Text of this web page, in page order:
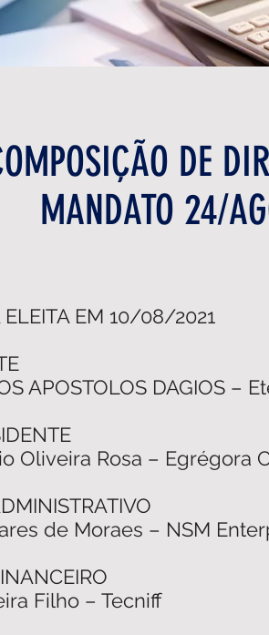
DE
MANDATO 24/
ELEITA EM 10/08/2021
APOSTOLOS DAGIOS –
Oliveira Rosa – Egrégora
de Moraes – NSM
Filho – Tecniff